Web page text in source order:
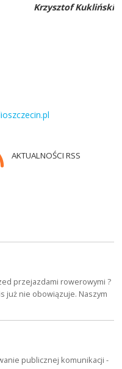
Krzysztof Kukliński
AKTUALNOŚCI RSS
przejazdami rowerowymi ?
już nie obowiązuje. Naszym
publicznej komunikacji -